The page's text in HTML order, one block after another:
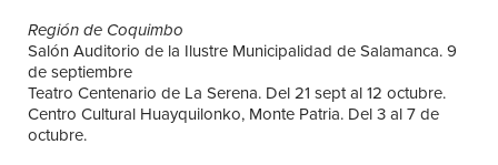
Región de Coquimbo
Salón Auditorio de la Ilustre Municipalidad de Salamanca. 9
de septiembre
Teatro Centenario de La Serena. Del 21 sept al 12 octubre.
Centro Cultural Huayquilonko, Monte Patria. Del 3 al 7 de
octubre.